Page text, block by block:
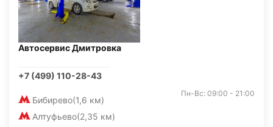
Автосервис Дмитровка
+7 (499) 110-28-43
Бибирево(1,6 км)
Алтуфьево(2,35 км)
Пн-Вс: 09:00 - 21:00